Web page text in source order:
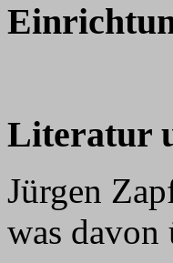
Literatur
Jürgen
was